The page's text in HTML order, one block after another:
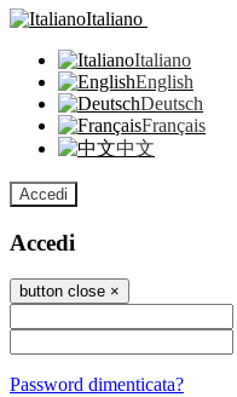
Italiano
Italiano
English
Deutsch
Français
中文
Accedi
Accedi
button close ×
Password dimenticata?